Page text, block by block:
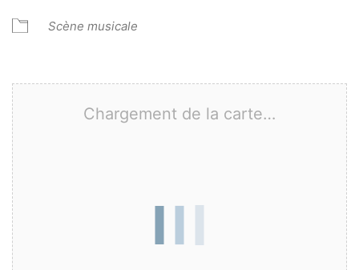
Scène musicale
Chargement de la carte…